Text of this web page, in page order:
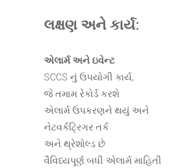
લક્ષણ અને કાર્ય:
એલાર્મ અને ઇવેન્ટ
SCCS નું ઉપયોગી કાર્ય,
જે તમામ રેકોર્ડ કરશે
એલાર્મ ઉપકરણને થયું અને
નેટવર્કટ્રિગર તર્ક
અને થ્રેશોલ્ડ છે
વૈવિધ્યપૂર્ણ.બધી એલાર્મ માહિતી